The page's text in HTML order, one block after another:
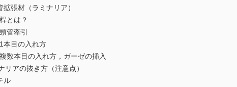
張材（ラミナリア）
は？
牽引
目の入れ方
目の入れ方，ガーゼの挿入
の抜き方（注意点）
ル